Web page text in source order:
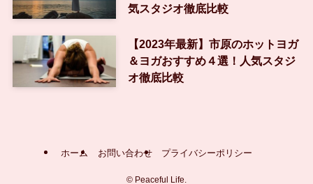
気スタジオ徹底比較
【2023年最新】市原のホットヨガ
＆ヨガおすすめ４選！人気スタジ
オ徹底比較
ホーム お問い合わせ プライバシーポリシー
© Peaceful Life.